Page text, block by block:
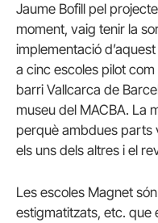
Jaume Bofill pel
moment, vaig tenir la
implementació
a cinc escoles pilot
barri Vallcarca de
museu del MACBA. La
perquè ambdues parts
els uns dels altres i el
Les escoles Magnet
estigmatitzats, etc. que